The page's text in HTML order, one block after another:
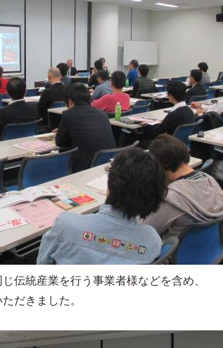
伝統産業を行う事業者様などを含め、
だきました。